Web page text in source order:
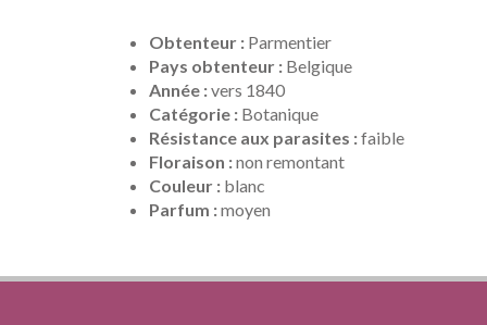
Obtenteur : Parmentier
Pays obtenteur : Belgique
Année :vers 1840
Catégorie : Botanique
Résistance aux parasites :faible
Floraison :non remontant
Couleur : blanc
Parfum :moyen